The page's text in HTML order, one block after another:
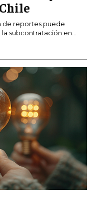
de reportes puede
subcontratación en...